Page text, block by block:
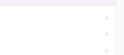
›
›
›